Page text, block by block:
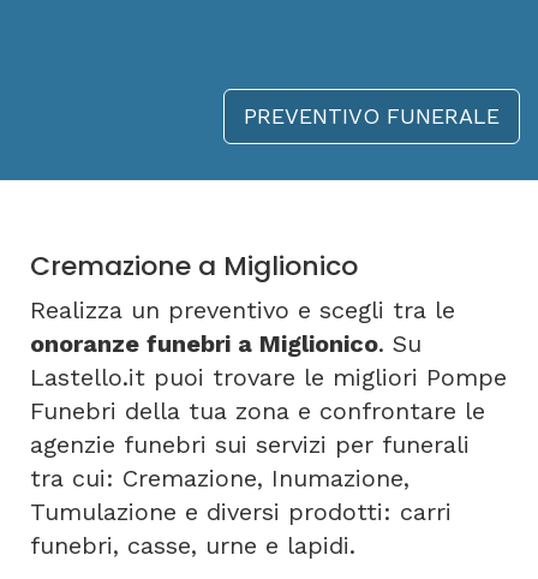
PREVENTIVO FUNERALE
Cremazione a Miglionico
Realizza un preventivo e scegli tra le
onoranze funebri a Miglionico. Su
Lastello.it puoi trovare le migliori Pompe
Funebri della tua zona e confrontare le
agenzie funebri sui servizi per funerali
tra cui: Cremazione, Inumazione,
Tumulazione e diversi prodotti: carri
funebri, casse, urne e lapidi.